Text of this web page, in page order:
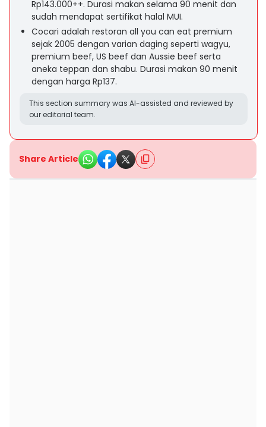
Rp143.000++. Durasi makan selama 90 menit dan
sudah mendapat sertifikat halal MUI.
Cocari adalah restoran all you can eat premium
sejak 2005 dengan varian daging seperti wagyu,
premium beef, US beef dan Aussie beef serta
aneka teppan dan shabu. Durasi makan 90 menit
dengan harga Rp137.
This section summary was AI-assisted and reviewed by
our editorial team.
Share Article